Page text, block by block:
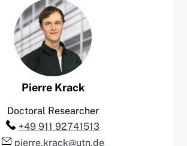
Pierre Krack
Doctoral Researcher
Telefon:
+49 911 92741513
E-Mail:
pierre.krack@utn.de